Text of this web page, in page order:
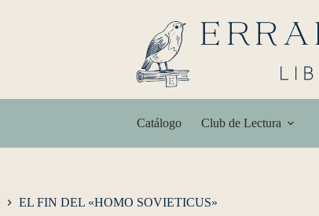
Catálogo Club de Lectura
EL FIN DEL «HOMO SOVIETICUS»